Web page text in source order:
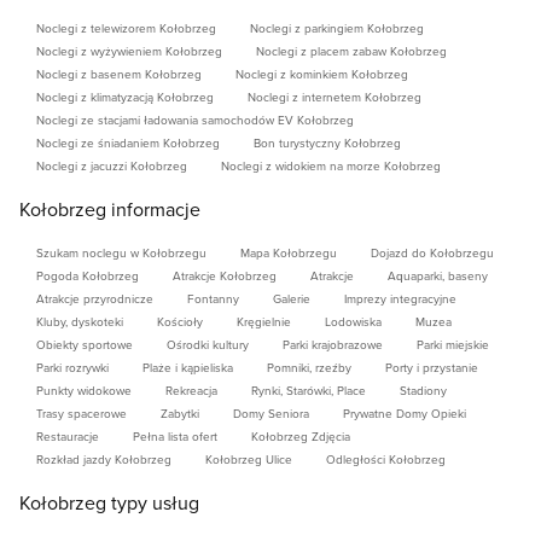
Noclegi z telewizorem Kołobrzeg
Noclegi z parkingiem Kołobrzeg
Noclegi z wyżywieniem Kołobrzeg
Noclegi z placem zabaw Kołobrzeg
Noclegi z basenem Kołobrzeg
Noclegi z kominkiem Kołobrzeg
Noclegi z klimatyzacją Kołobrzeg
Noclegi z internetem Kołobrzeg
Noclegi ze stacjami ładowania samochodów EV Kołobrzeg
Noclegi ze śniadaniem Kołobrzeg
Bon turystyczny Kołobrzeg
Noclegi z jacuzzi Kołobrzeg
Noclegi z widokiem na morze Kołobrzeg
Kołobrzeg informacje
Szukam noclegu w Kołobrzegu Mapa Kołobrzegu
Dojazd do Kołobrzegu
Pogoda Kołobrzeg
Atrakcje Kołobrzeg Atrakcje
Aquaparki, baseny
Atrakcje przyrodnicze
Fontanny Galerie
Imprezy integracyjne
Kluby, dyskoteki
Kościoły Kręgielnie Lodowiska
Muzea
Obiekty sportowe
Ośrodki kultury Parki krajobrazowe
Parki miejskie
Parki rozrywki
Plaże i kąpieliska Pomniki, rzeźby
Porty i przystanie
Punkty widokowe
Rekreacja Rynki, Starówki, Place
Stadiony
Trasy spacerowe
Zabytki Domy Seniora
Prywatne Domy Opieki
Restauracje
Pełna lista ofert
Kołobrzeg Zdjęcia
Rozkład jazdy Kołobrzeg
Kołobrzeg Ulice Odległości Kołobrzeg
Kołobrzeg typy usług